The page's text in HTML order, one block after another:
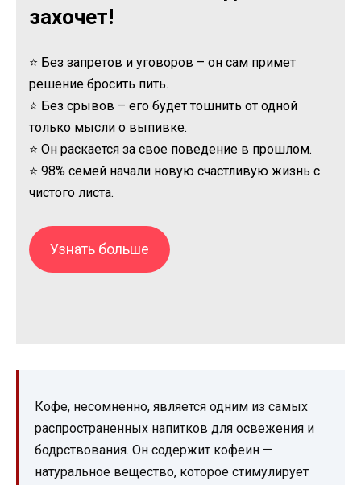
захочет!
⭐ Без запретов и уговоров – он сам примет
решение бросить пить.
⭐ Без срывов – его будет тошнить от одной
только мысли о выпивке.
⭐ Он раскается за свое поведение в прошлом.
⭐ 98% семей начали новую счастливую жизнь с
чистого листа.
Узнать больше
Кофе, несомненно, является одним из самых
распространенных напитков для освежения и
бодрствования. Он содержит кофеин —
натуральное вещество, которое стимулирует